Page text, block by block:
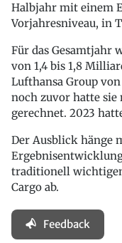
Halbjahr mit einem
Vorjahresniveau, in
Für das Gesamtjahr
von 1,4 bis 1,8
Lufthansa Group
noch zuvor hatte
gerechnet. 2023
Der Ausblick hänge
traditionell
Cargo ab.
Feedback